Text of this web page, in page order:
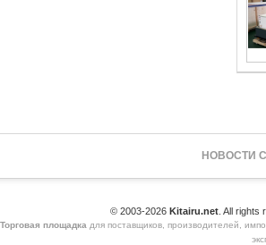
НОВОСТИ
© 2003-2026 Kitairu.net . All rights
Торговая площадка для поставщиков, производителей,